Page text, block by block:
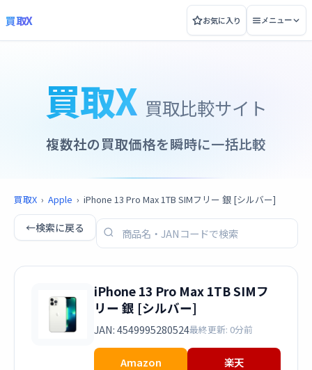
買取X お気に入り メニュー
買取X 買取比較サイト
複数社の買取価格を瞬時に一括比較
買取X › Apple › iPhone 13 Pro Max 1TB SIMフリー 銀 [シルバー]
←検索に戻る
iPhone 13 Pro Max 1TB SIMフ
リー 銀 [シルバー]
JAN: 4549995280524最終更新: 0分前
Amazon
楽天